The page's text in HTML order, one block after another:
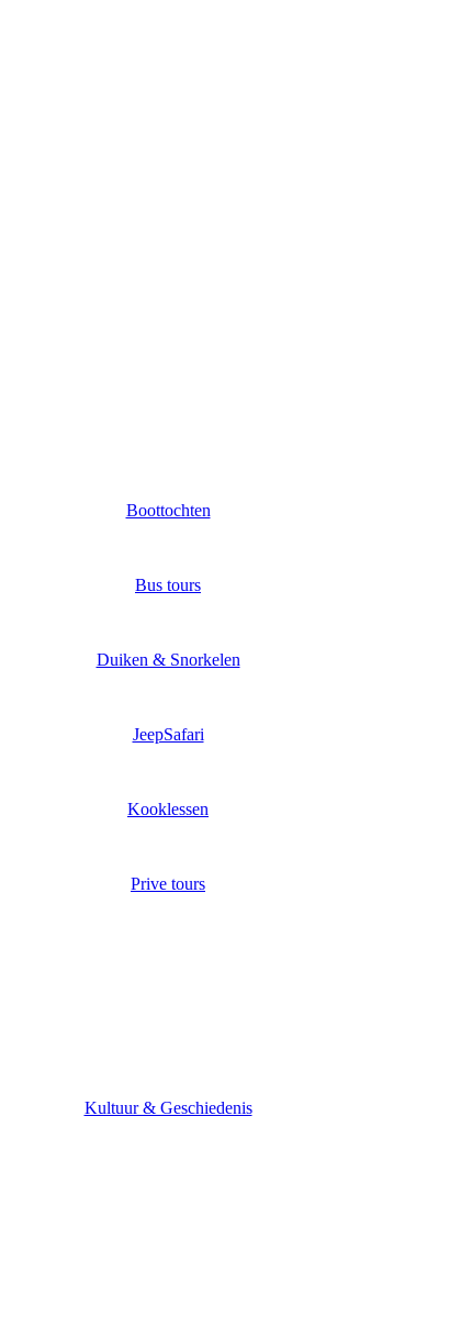
Boottochten
Bus tours
Duiken & Snorkelen
JeepSafari
Kooklessen
Prive tours
Kultuur & Geschiedenis